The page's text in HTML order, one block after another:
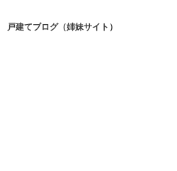
戸建てブログ（姉妹サイト）